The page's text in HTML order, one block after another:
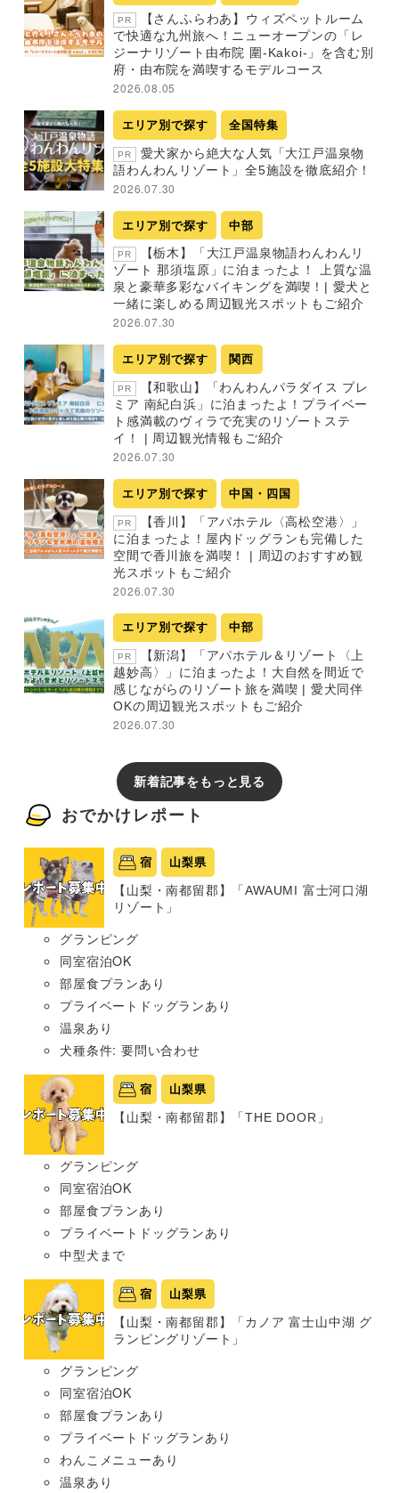
PR
【さんふらわあ】ウィズペットルーム
で快適な九州旅へ！ニューオープンの「レ
ジーナリゾート由布院 圍-Kakoi-」を含む別
府・由布院を満喫するモデルコース
2026.08.05
エリア別で探す 全国特集
PR
愛犬家から絶大な人気「大江戸温泉物
語わんわんリゾート」全5施設を徹底紹介！
2026.07.30
エリア別で探す 中部
PR
【栃木】「大江戸温泉物語わんわんリ
ゾート 那須塩原」に泊まったよ！ 上質な温
泉と豪華多彩なバイキングを満喫！| 愛犬と
一緒に楽しめる周辺観光スポットもご紹介
2026.07.30
エリア別で探す 関西
PR
【和歌山】「わんわんパラダイス プレ
ミア 南紀白浜」に泊まったよ！プライベー
ト感満載のヴィラで充実のリゾートステ
イ！ | 周辺観光情報もご紹介
2026.07.30
エリア別で探す 中国・四国
PR
【香川】「アパホテル〈高松空港〉」
に泊まったよ！屋内ドッグランも完備した
空間で香川旅を満喫！ | 周辺のおすすめ観
光スポットもご紹介
2026.07.30
エリア別で探す 中部
PR
【新潟】「アパホテル＆リゾート〈上
越妙高〉」に泊まったよ！大自然を間近で
感じながらのリゾート旅を満喫 | 愛犬同伴
OKの周辺観光スポットもご紹介
2026.07.30
新着記事をもっと見る
おでかけレポート
宿 山梨県
【山梨・南都留郡】「AWAUMI 富士河口湖
リゾート」
グランピング
同室宿泊OK
部屋食プランあり
プライベートドッグランあり
温泉あり
犬種条件: 要問い合わせ
宿 山梨県
【山梨・南都留郡】「THE DOOR」
グランピング
同室宿泊OK
部屋食プランあり
プライベートドッグランあり
中型犬まで
宿 山梨県
【山梨・南都留郡】「カノア 富士山中湖 グ
ランピングリゾート」
グランピング
同室宿泊OK
部屋食プランあり
プライベートドッグランあり
わんこメニューあり
温泉あり